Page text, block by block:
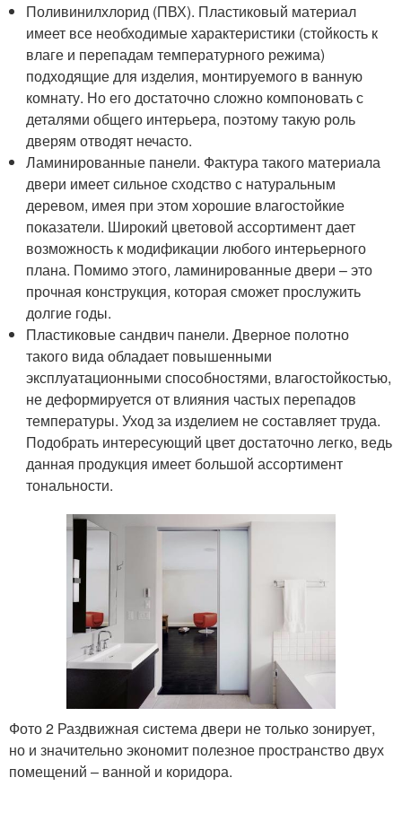
Поливинилхлорид (ПВХ). Пластиковый материал
имеет все необходимые характеристики (стойкость к
влаге и перепадам температурного режима)
подходящие для изделия, монтируемого в ванную
комнату. Но его достаточно сложно компоновать с
деталями общего интерьера, поэтому такую роль
дверям отводят нечасто.
Ламинированные панели. Фактура такого материала
двери имеет сильное сходство с натуральным
деревом, имея при этом хорошие влагостойкие
показатели. Широкий цветовой ассортимент дает
возможность к модификации любого интерьерного
плана. Помимо этого, ламинированные двери – это
прочная конструкция, которая сможет прослужить
долгие годы.
Пластиковые сандвич панели. Дверное полотно
такого вида обладает повышенными
эксплуатационными способностями, влагостойкостью,
не деформируется от влияния частых перепадов
температуры. Уход за изделием не составляет труда.
Подобрать интересующий цвет достаточно легко, ведь
данная продукция имеет большой ассортимент
тональности.
Фото 2 Раздвижная система двери не только зонирует,
но и значительно экономит полезное пространство двух
помещений – ванной и коридора.